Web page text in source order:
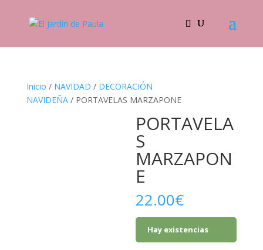
Inicio / NAVIDAD / DECORACIÓN
NAVIDEÑA/ PORTAVELAS MARZAPONE
PORTAVELA
S
MARZAPON
E
22.00€
Hay existencias